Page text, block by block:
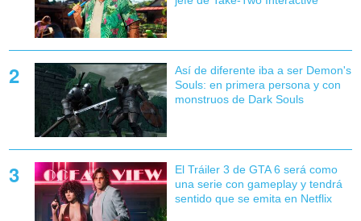
Así de diferente iba a ser Demon's
Souls: en primera persona y con
monstruos de Dark Souls
El Tráiler 3 de GTA 6 será como
una serie con gameplay y tendrá
sentido que se emita en Netflix